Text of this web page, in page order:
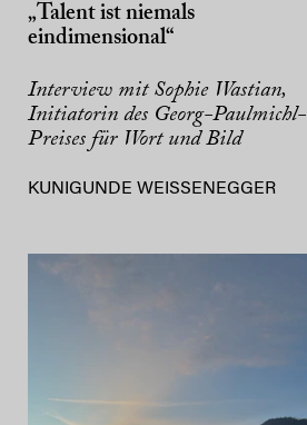
„Talent ist niemals
eindimensional“
Interview mit Sophie Wastian,
Initiatorin des Georg-Paulmichl-
Preises für Wort und Bild
KUNIGUNDE WEISSENEGGER